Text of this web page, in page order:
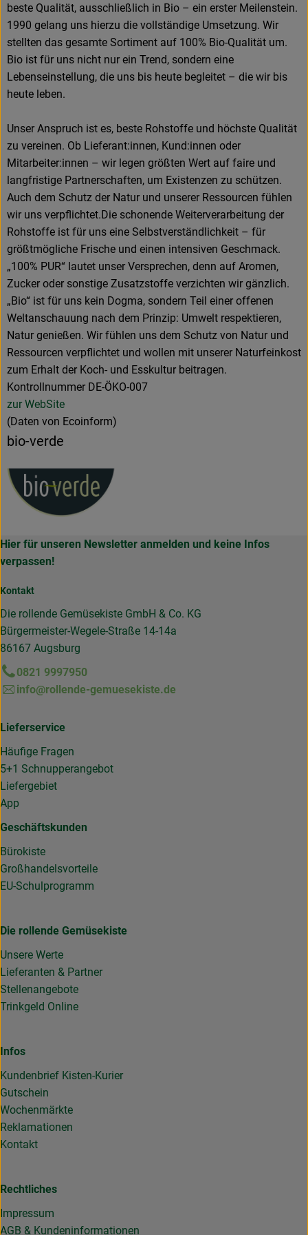
beste Qualität, ausschließlich in Bio – ein erster Meilenstein.
1990 gelang uns hierzu die vollständige Umsetzung. Wir
stellten das gesamte Sortiment auf 100% Bio-Qualität um.
Bio ist für uns nicht nur ein Trend, sondern eine
Lebenseinstellung, die uns bis heute begleitet – die wir bis
heute leben.
Unser Anspruch ist es, beste Rohstoffe und höchste Qualität
zu vereinen. Ob Lieferant:innen, Kund:innen oder
Mitarbeiter:innen – wir legen größten Wert auf faire und
langfristige Partnerschaften, um Existenzen zu schützen.
Auch dem Schutz der Natur und unserer Ressourcen fühlen
wir uns verpflichtet.Die schonende Weiterverarbeitung der
Rohstoffe ist für uns eine Selbstverständlichkeit – für
größtmögliche Frische und einen intensiven Geschmack.
„100% PUR“ lautet unser Versprechen, denn auf Aromen,
Zucker oder sonstige Zusatzstoffe verzichten wir gänzlich.
„Bio“ ist für uns kein Dogma, sondern Teil einer offenen
Weltanschauung nach dem Prinzip: Umwelt respektieren,
Natur genießen. Wir fühlen uns dem Schutz von Natur und
Ressourcen verpflichtet und wollen mit unserer Naturfeinkost
zum Erhalt der Koch- und Esskultur beitragen.
Kontrollnummer DE-ÖKO-007
zur WebSite
(Daten von Ecoinform)
bio-verde
Hier für unseren Newsletter anmelden und keine Infos
verpassen!
Kontakt
Die rollende Gemüsekiste GmbH & Co. KG
Bürgermeister-Wegele-Straße 14-14a
86167 Augsburg
0821 9997950
info@rollende-gemuesekiste.de
Lieferservice
Häufige Fragen
5+1 Schnupperangebot
Liefergebiet
App
Geschäftskunden
Bürokiste
Großhandelsvorteile
EU-Schulprogramm
Die rollende Gemüsekiste
Unsere Werte
Lieferanten & Partner
Stellenangebote
Trinkgeld Online
Infos
Kundenbrief Kisten-Kurier
Gutschein
Wochenmärkte
Reklamationen
Kontakt
Rechtliches
Impressum
AGB & Kundeninformationen